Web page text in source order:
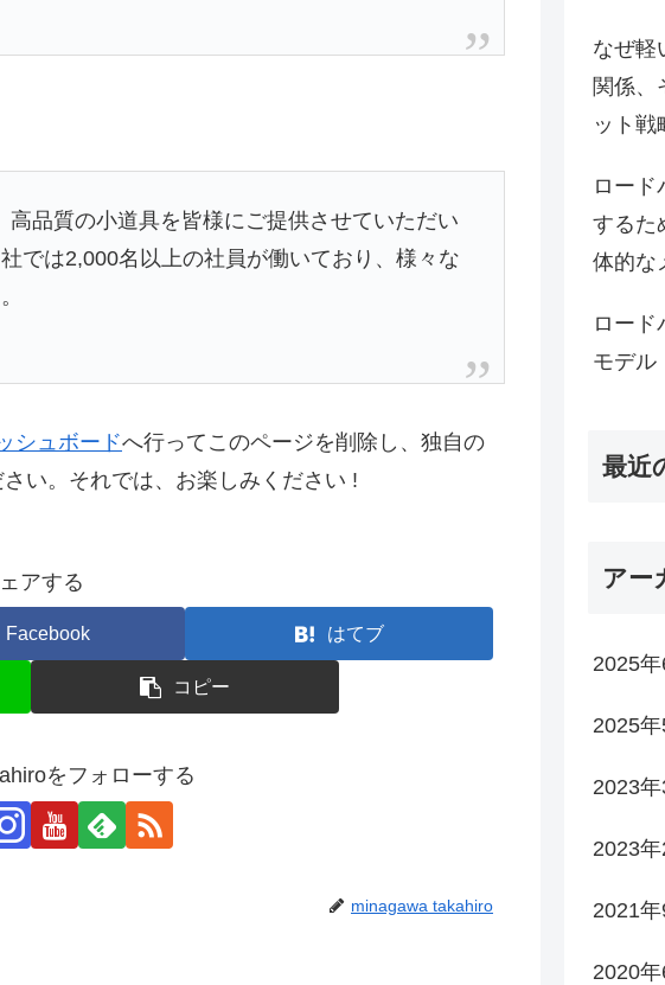
品質の小道具を皆様にご提供させていただい
では2,000名以上の社員が働いており、様々な
シュボードへ行ってこのページを削除し、独自の
い。それでは、お楽しみください !
アする
Facebook はてブ
コピー
をフォローする
minagawa takahiro
なぜ軽
関係、
ット戦
ロード
するた
体的な
ロード
モデル
最近
アー
2025年
2025年
2023年
2023年
2021年
2020年